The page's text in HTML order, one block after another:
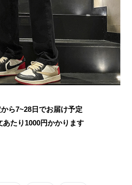
ら7~28日でお届け予定
あたり 1000円かかります